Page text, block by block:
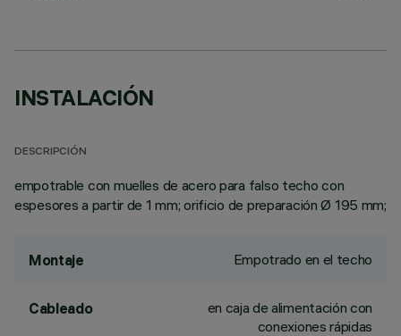
INSTALACIÓN
DESCRIPCIÓN
empotrable con muelles de acero para falso techo con
espesores a partir de 1 mm; orificio de preparación Ø 195 mm;
Montaje Empotrado en el techo
Cableado
en caja de alimentación con
conexiones rápidas